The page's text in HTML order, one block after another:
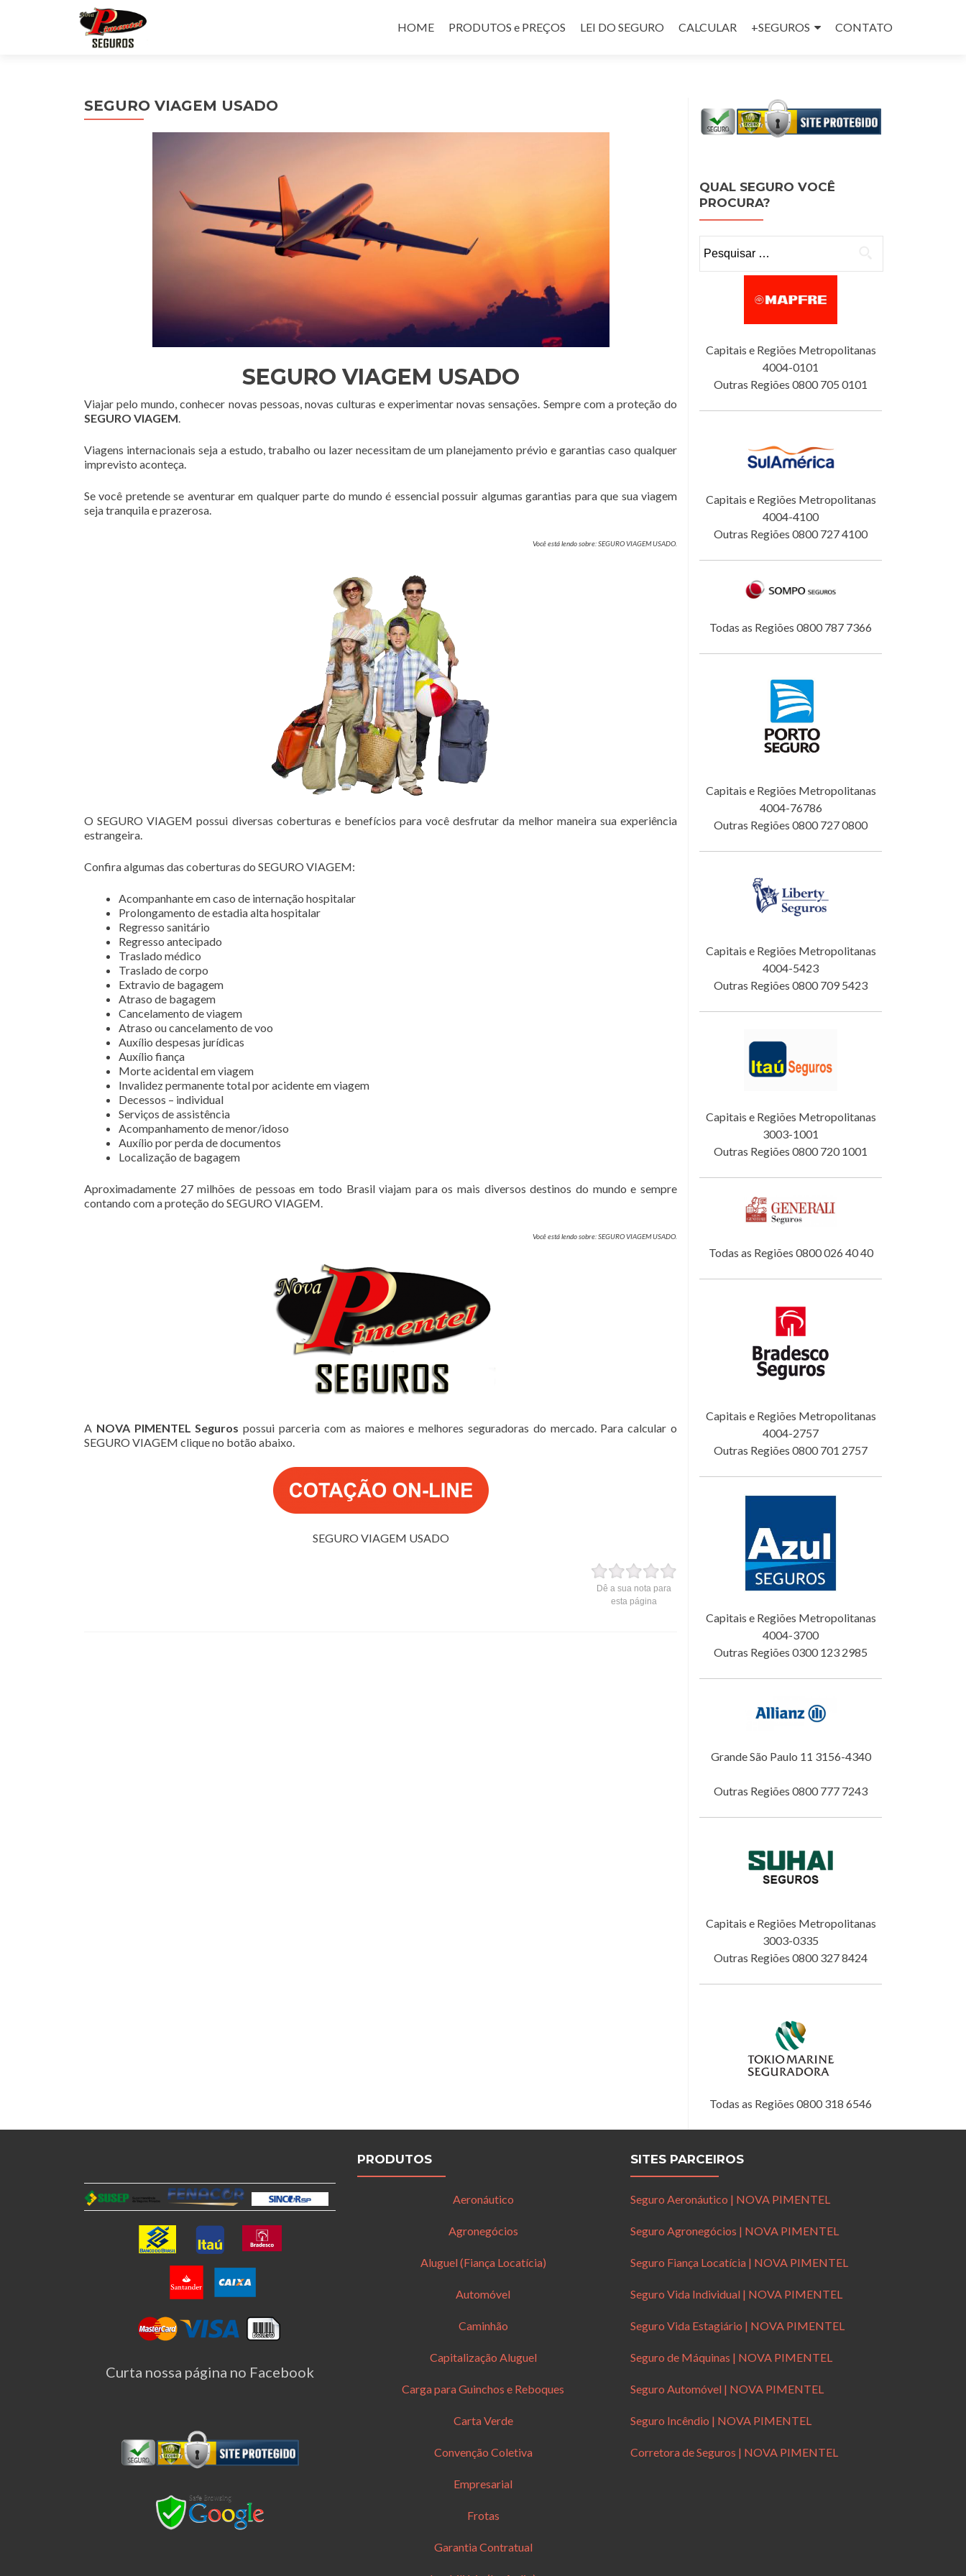
HOME
PRODUTOS e PREÇOS LEI DO SEGURO CALCULAR +SEGUROS CONTATO
SEGURO VIAGEM USADO
SEGURO VIAGEM USADO
Viajar pelo mundo, conhecer novas pessoas, novas culturas e experimentar novas sensações. Sempre com a proteção do
SEGURO VIAGEM.
Viagens internacionais seja a estudo, trabalho ou lazer necessitam de um planejamento prévio e garantias caso qualquer
imprevisto aconteça.
Se você pretende se aventurar em qualquer parte do mundo é essencial possuir algumas garantias para que sua viagem
seja tranquila e prazerosa.
Você está lendo sobre: SEGURO VIAGEM USADO.
O SEGURO VIAGEM possui diversas coberturas e benefícios para você desfrutar da melhor maneira sua experiência
estrangeira.
Confira algumas das coberturas do SEGURO VIAGEM:
Acompanhante em caso de internação hospitalar
Prolongamento de estadia alta hospitalar
Regresso sanitário
Regresso antecipado
Traslado médico
Traslado de corpo
Extravio de bagagem
Atraso de bagagem
Cancelamento de viagem
Atraso ou cancelamento de voo
Auxílio despesas jurídicas
Auxílio fiança
Morte acidental em viagem
Invalidez permanente total por acidente em viagem
Decessos – individual
Serviços de assistência
Acompanhamento de menor/idoso
Auxílio por perda de documentos
Localização de bagagem
Aproximadamente 27 milhões de pessoas em todo Brasil viajam para os mais diversos destinos do mundo e sempre
contando com a proteção do SEGURO VIAGEM.
Você está lendo sobre: SEGURO VIAGEM USADO.
A NOVA PIMENTEL Seguros possui parceria com as maiores e melhores seguradoras do mercado. Para calcular o
SEGURO VIAGEM clique no botão abaixo.
SEGURO VIAGEM USADO
Dê a sua nota para
esta página
QUAL SEGURO VOCÊ
PROCURA?
Capitais e Regiões Metropolitanas
4004-0101
Outras Regiões 0800 705 0101
Capitais e Regiões Metropolitanas
4004-4100
Outras Regiões 0800 727 4100
Todas as Regiões 0800 787 7366
Capitais e Regiões Metropolitanas
4004-76786
Outras Regiões 0800 727 0800
Capitais e Regiões Metropolitanas
4004-5423
Outras Regiões 0800 709 5423
Capitais e Regiões Metropolitanas
3003-1001
Outras Regiões 0800 720 1001
Todas as Regiões 0800 026 40 40
Capitais e Regiões Metropolitanas
4004-2757
Outras Regiões 0800 701 2757
Capitais e Regiões Metropolitanas
4004-3700
Outras Regiões 0300 123 2985
Grande São Paulo 11 3156-4340
Outras Regiões 0800 777 7243
Capitais e Regiões Metropolitanas
3003-0335
Outras Regiões 0800 327 8424
Todas as Regiões 0800 318 6546
Curta nossa página no Facebook
PRODUTOS
Aeronáutico
Agronegócios
Aluguel (Fiança Locatícia)
Automóvel
Caminhão
Capitalização Aluguel
Carga para Guinchos e Reboques
Carta Verde
Convenção Coletiva
Empresarial
Frotas
Garantia Contratual
SITES PARCEIROS
Seguro Aeronáutico | NOVA PIMENTEL
Seguro Agronegócios | NOVA PIMENTEL
Seguro Fiança Locatícia | NOVA PIMENTEL
Seguro Vida Individual | NOVA PIMENTEL
Seguro Vida Estagiário | NOVA PIMENTEL
Seguro de Máquinas | NOVA PIMENTEL
Seguro Automóvel | NOVA PIMENTEL
Seguro Incêndio | NOVA PIMENTEL
Corretora de Seguros | NOVA PIMENTEL